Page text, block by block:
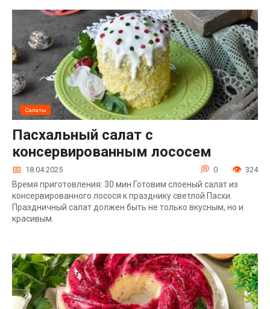
Салаты
Пасхальный салат с
консервированным лососем
18.04.2025 0 324
Время приготовления: 30 мин Готовим слоеный салат из
консервированного лосося к празднику светлой Пасхи.
Праздничный салат должен быть не только вкусным, но и
красивым.